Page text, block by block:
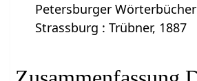
Petersburger
Strassburg : Trübner, 1887